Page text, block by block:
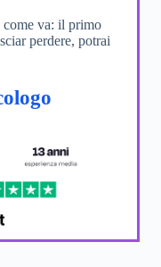
come va: il primo
perdere, potrai